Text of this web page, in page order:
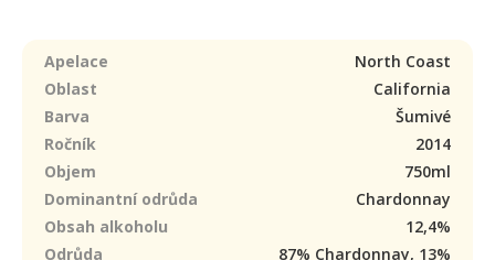
Apelace
North Coast
Oblast
California
Barva
Šumivé
Ročník
2014
Objem
750ml
Dominantní odrůda
Chardonnay
Obsah alkoholu
12,4%
Odrůda
87% Chardonnay, 13%